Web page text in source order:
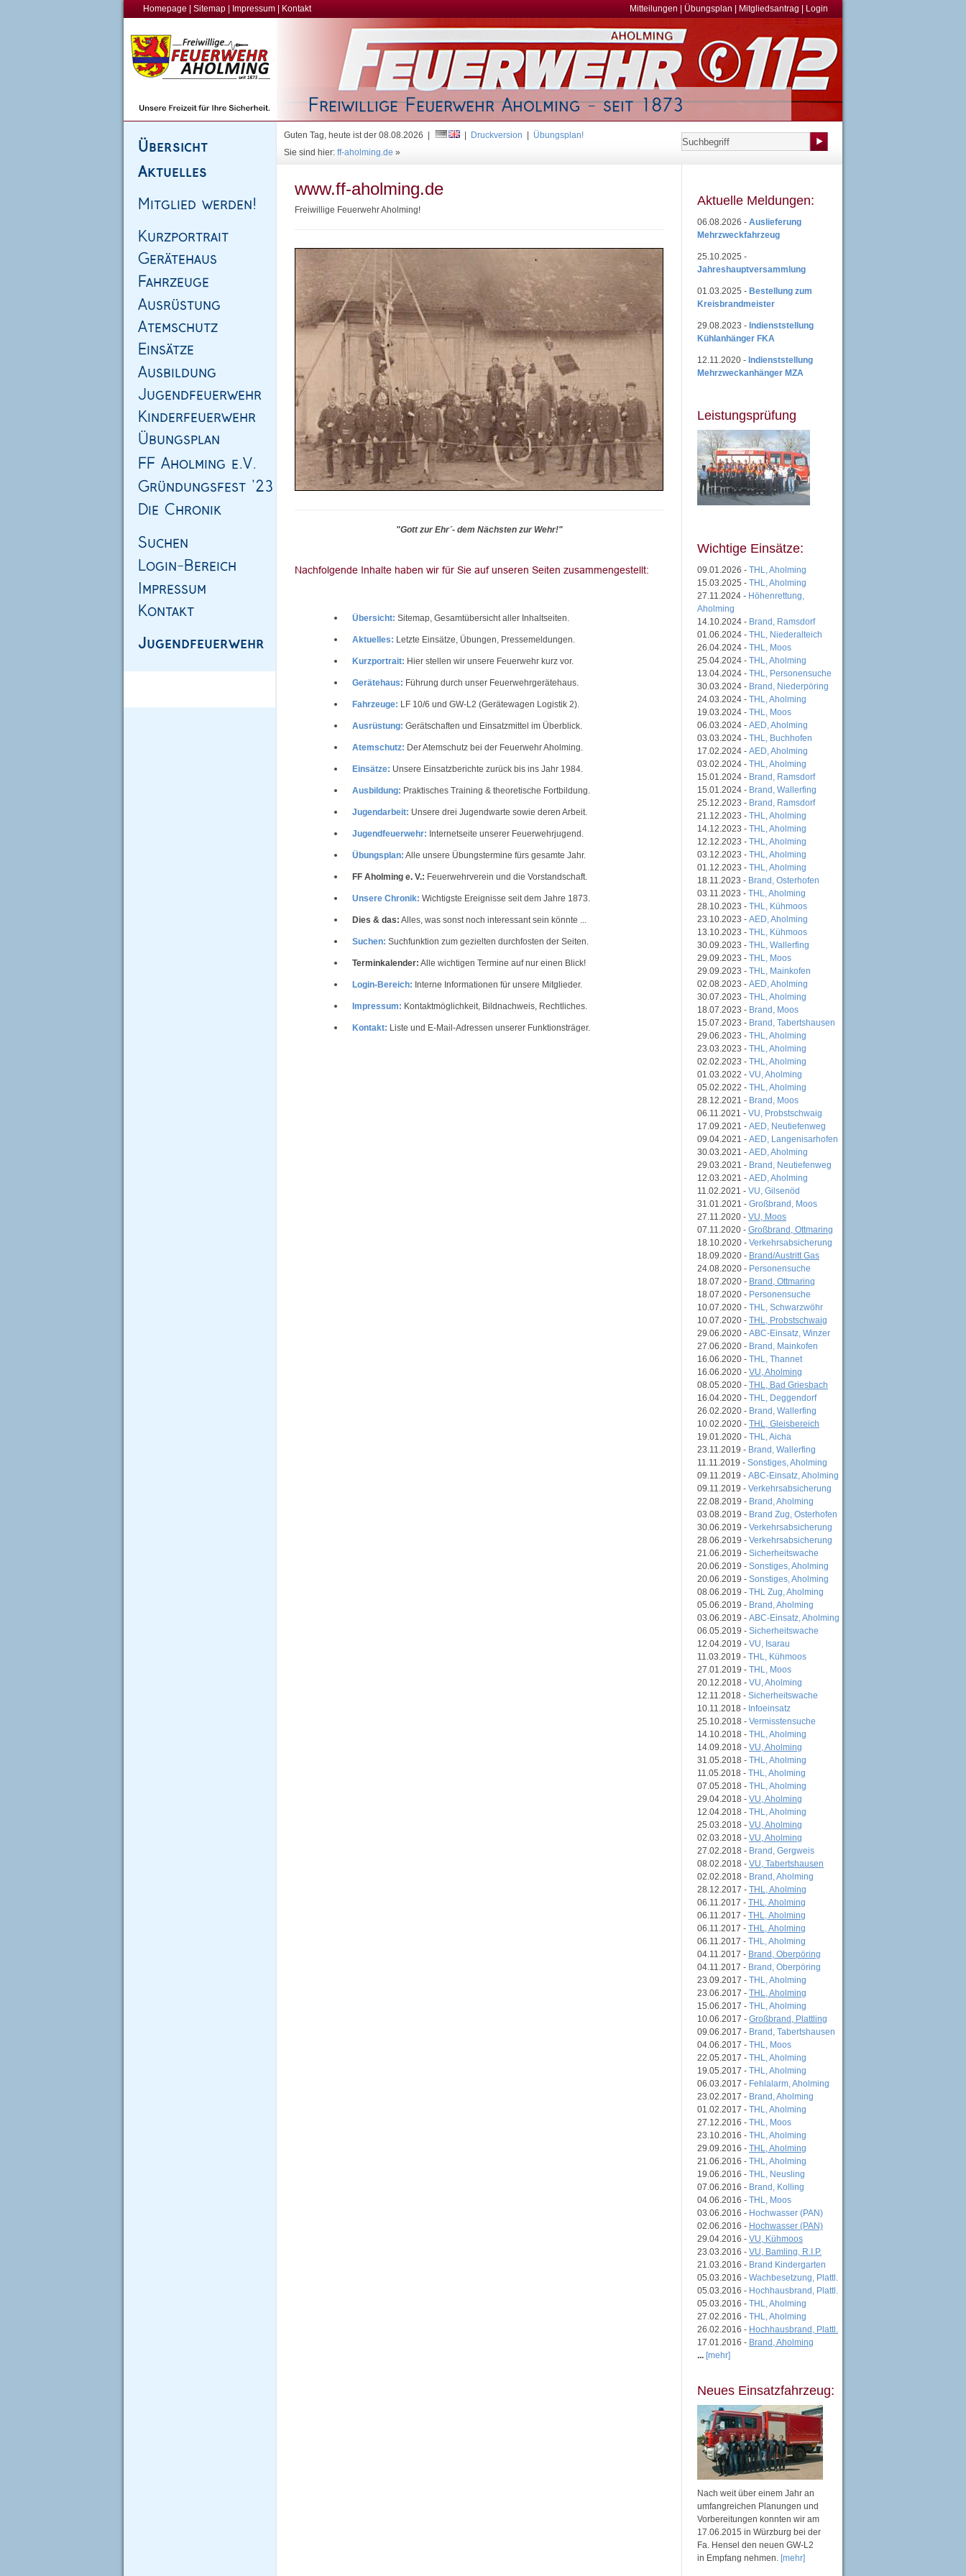
Homepage Sitemap Impressum Kontakt Mitteilungen Übungsplan Mitgliedsantrag Login
Guten Tag, heute ist der 08.08.2026 | Druckversion
Übungsplan!
Sie sind hier: ff-aholming.de »
www.ff-aholming.de
Freiwillige Feuerwehr Aholming!
"Gott zur Ehr´- dem Nächsten zur Wehr!"
Übersicht: Sitemap, Gesamtübersicht aller Inhaltseiten.
Aktuelles: Letzte Einsätze, Übungen, Pressemeldungen.
Kurzportrait: Hier stellen wir unsere Feuerwehr kurz vor.
Gerätehaus: Führung durch unser Feuerwehrgerätehaus.
Fahrzeuge: LF 10/6 und GW-L2 (Gerätewagen Logistik 2).
Ausrüstung: Gerätschaften und Einsatzmittel im Überblick.
Atemschutz: Der Atemschutz bei der Feuerwehr Aholming.
Einsätze: Unsere Einsatzberichte zurück bis ins Jahr 1984.
Ausbildung: Praktisches Training & theoretische Fortbildung.
Jugendarbeit: Unsere drei Jugendwarte sowie deren Arbeit.
Jugendfeuerwehr: Internetseite unserer Feuerwehrjugend.
Übungsplan: Alle unsere Übungstermine fürs gesamte Jahr.
FF Aholming e. V.: Feuerwehrverein und die Vorstandschaft.
Unsere Chronik: Wichtigste Ereignisse seit dem Jahre 1873.
Dies & das: Alles, was sonst noch interessant sein könnte ...
Suchen: Suchfunktion zum gezielten durchfosten der Seiten.
Terminkalender: Alle wichtigen Termine auf nur einen Blick!
Login-Bereich: Interne Informationen für unsere Mitglieder.
Impressum: Kontaktmöglichkeit, Bildnachweis, Rechtliches.
Kontakt: Liste und E-Mail-Adressen unserer Funktionsträger.
Aktuelle Meldungen:
06.08.2026 - Auslieferung
Mehrzweckfahrzeug
25.10.2025 -
Jahreshauptversammlung
01.03.2025 - Bestellung zum
Kreisbrandmeister
29.08.2023 - Indienststellung
Kühlanhänger FKA
12.11.2020 - Indienststellung
Mehrzweckanhänger MZA
Leistungsprüfung
Wichtige Einsätze:
09.01.2026 - THL, Aholming
15.03.2025 - THL, Aholming
27.11.2024 - Höhenrettung,
Aholming
14.10.2024 - Brand, Ramsdorf
01.06.2024 - THL, Niederalteich
26.04.2024 - THL, Moos
25.04.2024 - THL, Aholming
13.04.2024 - THL, Personensuche
30.03.2024 - Brand, Niederpöring
24.03.2024 - THL, Aholming
19.03.2024 - THL, Moos
06.03.2024 - AED, Aholming
03.03.2024 - THL, Buchhofen
17.02.2024 - AED, Aholming
03.02.2024 - THL, Aholming
15.01.2024 - Brand, Ramsdorf
15.01.2024 - Brand, Wallerfing
25.12.2023 - Brand, Ramsdorf
21.12.2023 - THL, Aholming
14.12.2023 - THL, Aholming
12.12.2023 - THL, Aholming
03.12.2023 - THL, Aholming
01.12.2023 - THL, Aholming
18.11.2023 - Brand, Osterhofen
03.11.2023 - THL, Aholming
28.10.2023 - THL, Kühmoos
23.10.2023 - AED, Aholming
13.10.2023 - THL, Kühmoos
30.09.2023 - THL, Wallerfing
29.09.2023 - THL, Moos
29.09.2023 - THL, Mainkofen
02.08.2023 - AED, Aholming
30.07.2023 - THL, Aholming
18.07.2023 - Brand, Moos
15.07.2023 - Brand, Tabertshausen
29.06.2023 - THL, Aholming
23.03.2023 - THL, Aholming
02.02.2023 - THL, Aholming
01.03.2022 - VU, Aholming
05.02.2022 - THL, Aholming
28.12.2021 - Brand, Moos
06.11.2021 - VU, Probstschwaig
17.09.2021 - AED, Neutiefenweg
09.04.2021 - AED, Langenisarhofen
30.03.2021 - AED, Aholming
29.03.2021 - Brand, Neutiefenweg
12.03.2021 - AED, Aholming
11.02.2021 - VU, Gilsenöd
31.01.2021 - Großbrand, Moos
27.11.2020 - VU, Moos
07.11.2020 - Großbrand, Ottmaring
18.10.2020 - Verkehrsabsicherung
18.09.2020 - Brand/Austritt Gas
24.08.2020 - Personensuche
18.07.2020 - Brand, Ottmaring
18.07.2020 - Personensuche
10.07.2020 - THL, Schwarzwöhr
10.07.2020 - THL, Probstschwaig
29.06.2020 - ABC-Einsatz, Winzer
27.06.2020 - Brand, Mainkofen
16.06.2020 - THL, Thannet
16.06.2020 - VU, Aholming
08.05.2020 - THL, Bad Griesbach
16.04.2020 - THL, Deggendorf
26.02.2020 - Brand, Wallerfing
10.02.2020 - THL, Gleisbereich
19.01.2020 - THL, Aicha
23.11.2019 - Brand, Wallerfing
11.11.2019 - Sonstiges, Aholming
09.11.2019 - ABC-Einsatz, Aholming
09.11.2019 - Verkehrsabsicherung
22.08.2019 - Brand, Aholming
03.08.2019 - Brand Zug, Osterhofen
30.06.2019 - Verkehrsabsicherung
28.06.2019 - Verkehrsabsicherung
21.06.2019 - Sicherheitswache
20.06.2019 - Sonstiges, Aholming
20.06.2019 - Sonstiges, Aholming
08.06.2019 - THL Zug, Aholming
05.06.2019 - Brand, Aholming
03.06.2019 - ABC-Einsatz, Aholming
06.05.2019 - Sicherheitswache
12.04.2019 - VU, Isarau
11.03.2019 - THL, Kühmoos
27.01.2019 - THL, Moos
20.12.2018 - VU, Aholming
12.11.2018 - Sicherheitswache
10.11.2018 - Infoeinsatz
25.10.2018 - Vermisstensuche
14.10.2018 - THL, Aholming
14.09.2018 - VU, Aholming
31.05.2018 - THL, Aholming
11.05.2018 - THL, Aholming
07.05.2018 - THL, Aholming
29.04.2018 - VU, Aholming
12.04.2018 - THL, Aholming
25.03.2018 - VU, Aholming
02.03.2018 - VU, Aholming
27.02.2018 - Brand, Gergweis
08.02.2018 - VU, Tabertshausen
02.02.2018 - Brand, Aholming
28.12.2017 - THL, Aholming
06.11.2017 - THL, Aholming
06.11.2017 - THL, Aholming
06.11.2017 - THL, Aholming
06.11.2017 - THL, Aholming
04.11.2017 - Brand, Oberpöring
04.11.2017 - Brand, Oberpöring
23.09.2017 - THL, Aholming
23.06.2017 - THL, Aholming
15.06.2017 - THL, Aholming
10.06.2017 - Großbrand, Plattling
09.06.2017 - Brand, Tabertshausen
04.06.2017 - THL, Moos
22.05.2017 - THL, Aholming
19.05.2017 - THL, Aholming
06.03.2017 - Fehlalarm, Aholming
23.02.2017 - Brand, Aholming
01.02.2017 - THL, Aholming
27.12.2016 - THL, Moos
23.10.2016 - THL, Aholming
29.09.2016 - THL, Aholming
21.06.2016 - THL, Aholming
19.06.2016 - THL, Neusling
07.06.2016 - Brand, Kolling
04.06.2016 - THL, Moos
03.06.2016 - Hochwasser (PAN)
02.06.2016 - Hochwasser (PAN)
29.04.2016 - VU, Kühmoos
23.03.2016 - VU, Bamling, R.I.P.
21.03.2016 - Brand Kindergarten
05.03.2016 - Wachbesetzung, Plattl.
05.03.2016 - Hochhausbrand, Plattl.
05.03.2016 - THL, Aholming
27.02.2016 - THL, Aholming
26.02.2016 - Hochhausbrand, Plattl.
17.01.2016 - Brand, Aholming
... [mehr]
Neues Einsatzfahrzeug:
Nach weit über einem Jahr an
umfangreichen Planungen und
Vorbereitungen konnten wir am
17.06.2015 in Würzburg bei der
Fa. Hensel den neuen GW-L2
in Empfang nehmen. [mehr]